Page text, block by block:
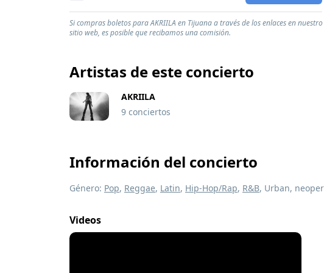
Si compras boletos para AKRIILA en Tijuana a través de los enlaces en nuestro
sitio web, es posible que recibamos una comisión.
Artistas de este concierto
AKRIILA
9 conciertos
Información del concierto
Género: Pop, Reggae, Latin, Hip-Hop/Rap, R&B, Urban,
Videos